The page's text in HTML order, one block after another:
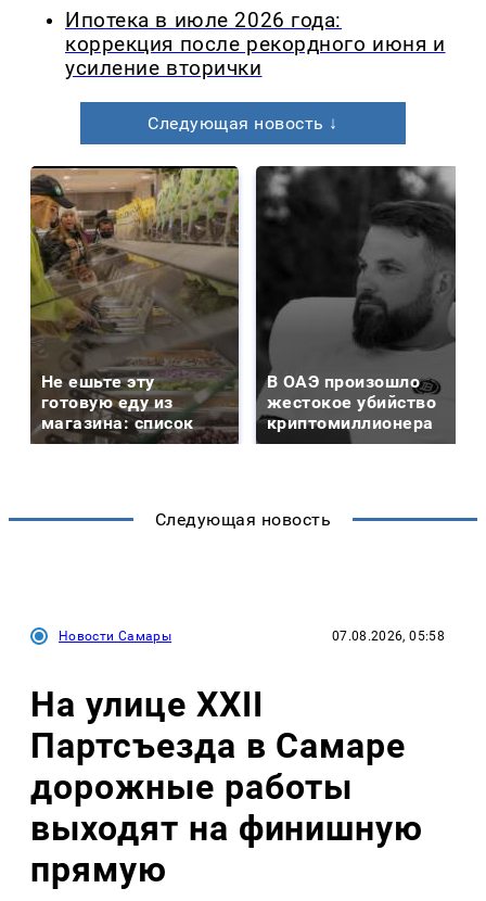
Ипотека в июле 2026 года:
коррекция после рекордного июня и
усиление вторички
Следующая новость ↓
Не ешьте эту
готовую еду из
магазина: список
В ОАЭ произошло
жестокое убийство
криптомиллионера
Следующая новость
Новости Самары 07.08.2026, 05:58
На улице XXII
Партсъезда в Самаре
дорожные работы
выходят на финишную
прямую